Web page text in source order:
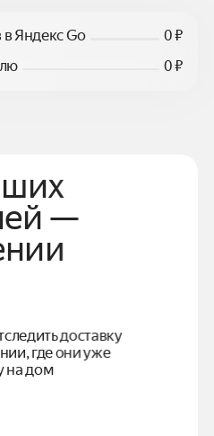
Яндекс Go
0 ₽
0 ₽
—
доставку
где они уже
на дом